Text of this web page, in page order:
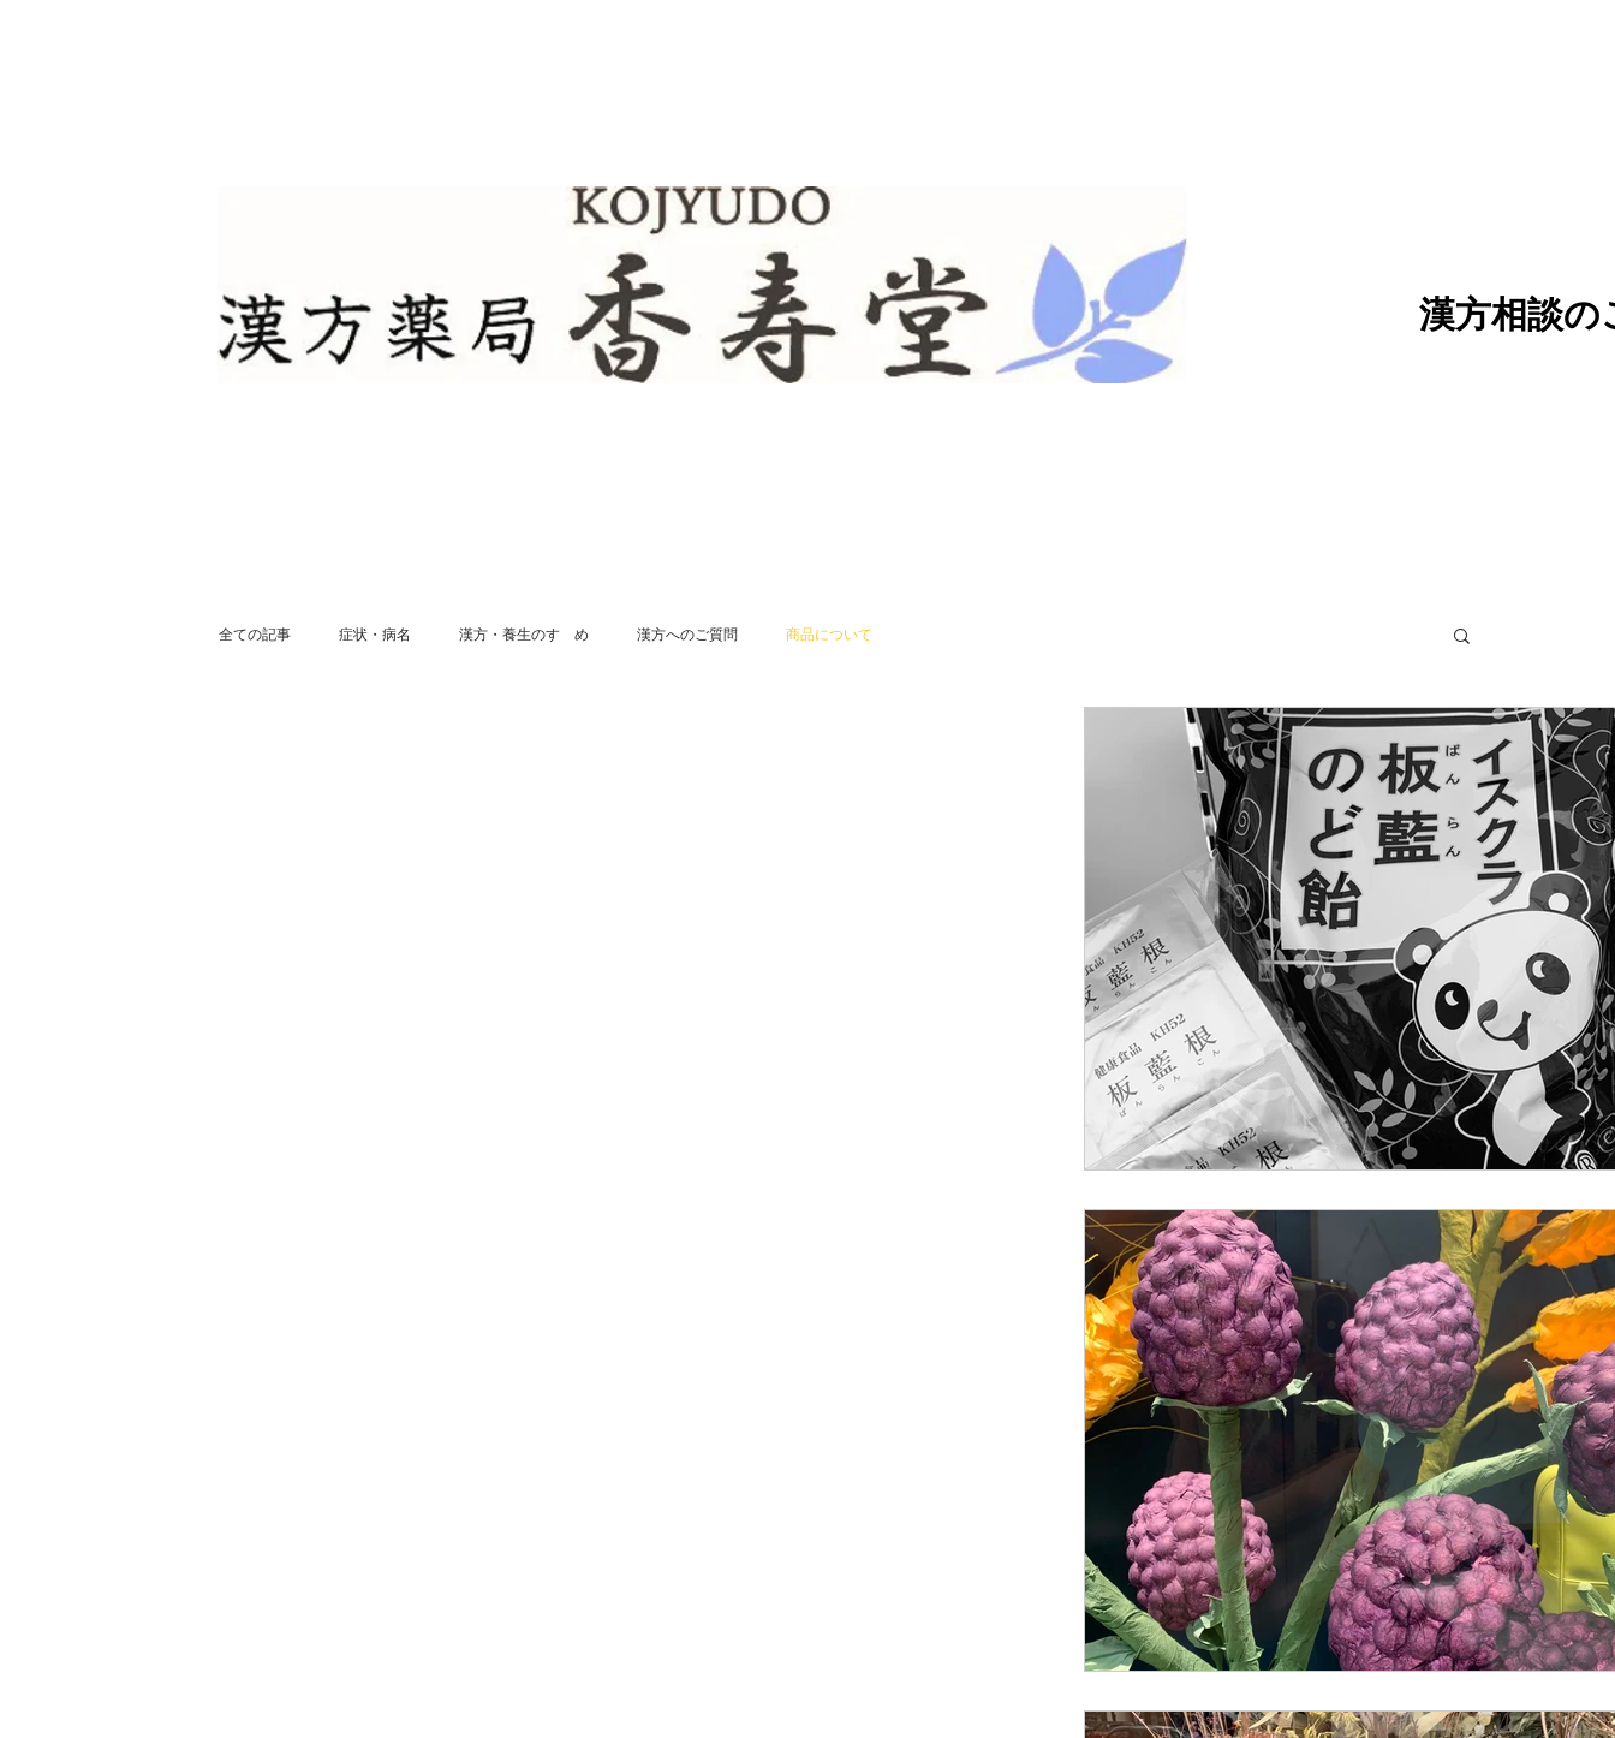
漢方相談の
全ての記事 症状・病名 漢方・養生のすゝめ 漢方へのご質問 商品について